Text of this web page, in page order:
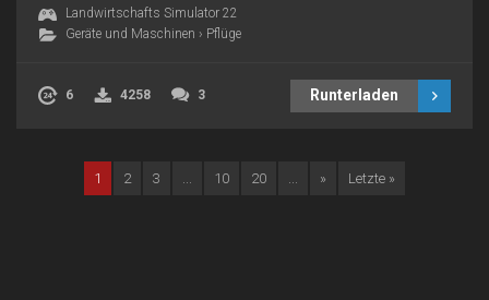
Landwirtschafts Simulator 22
Geräte und Maschinen › Pflüge
6 4258 3 Runterladen
1 2 3 10 20 » Letzte »